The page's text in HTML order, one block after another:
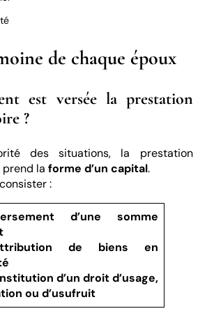
de chaque époux
est versée la prestation
?
des situations, la prestation
prend laforme d’un capital.
:
d’une somme
de biens en
d’un droit d’usage,
ou d’usufruit